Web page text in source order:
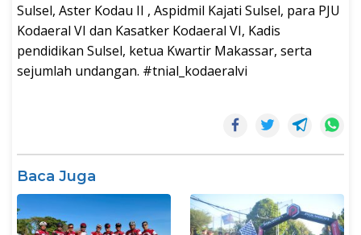
Sulsel, Aster Kodau II , Aspidmil Kajati Sulsel, para PJU
Kodaeral VI dan Kasatker Kodaeral VI, Kadis
pendidikan Sulsel, ketua Kwartir Makassar, serta
sejumlah undangan. #tnial_kodaeralvi
Baca Juga